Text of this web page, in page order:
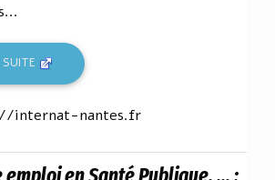
SUITE
internat-nantes.fr